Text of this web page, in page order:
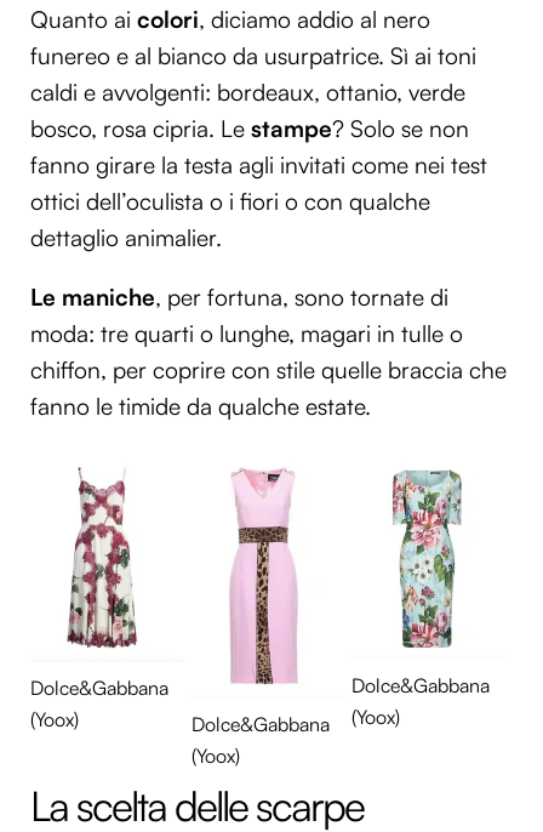
Quanto ai colori, diciamo addio al nero
funereo e al bianco da usurpatrice. Sì ai toni
caldi e avvolgenti: bordeaux, ottanio, verde
bosco, rosa cipria. Le stampe? Solo se non
fanno girare la testa agli invitati come nei test
ottici dell’oculista o i fiori o con qualche
dettaglio animalier.
Le maniche, per fortuna, sono tornate di
moda: tre quarti o lunghe, magari in tulle o
chiffon, per coprire con stile quelle braccia che
fanno le timide da qualche estate.
Dolce&Gabbana
(Yoox)
Dolce&Gabbana
(Yoox)
Dolce&Gabbana
(Yoox)
La scelta delle scarpe